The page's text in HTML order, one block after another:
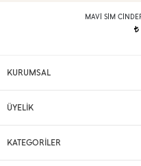
MAVI SIM
t
KURUMSAL
ÜYELİK
KATEGORİLER